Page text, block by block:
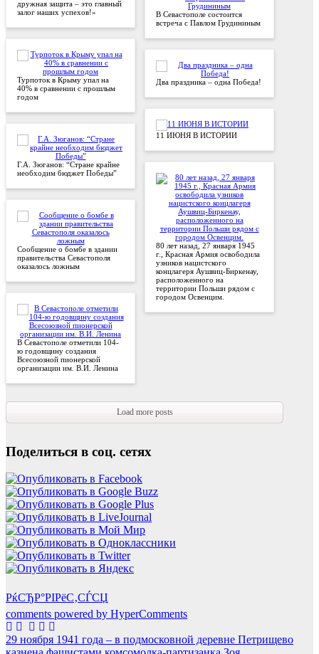
дружная защита – это главный
залог наших успехов!»
Турпоток в Крыму упал на
40% в сравнении с прошлым
годом
Г.А. Зюганов: “Стране крайне
необходим бюджет Победы”
Сообщение о бомбе в здании
правительства Севастополя
оказалось ложным
В Севастополе отметили 104-
ю годовщину создания
Всесоюзной пионерской
организации им. В.И. Ленина
В Севастополе состоится
встреча с Павлом Грудининым
Два праздника – одна Победа!
11 ИЮНЯ В ИСТОРИИ
80 лет назад, 27 января 1945
г., Красная Армия освободила
узников нацистского
концлагеря Аушвиц-Биркенау,
расположенного на
территории Польши рядом с
городом Освенцим.
Load more posts
Поделиться в соц. сетях
РќСЂР°РІРёС‚СЃСЏ
comments powered by HyperComments
Навигация
29 ноября 1941 года – в подмосковной деревне Петрищево